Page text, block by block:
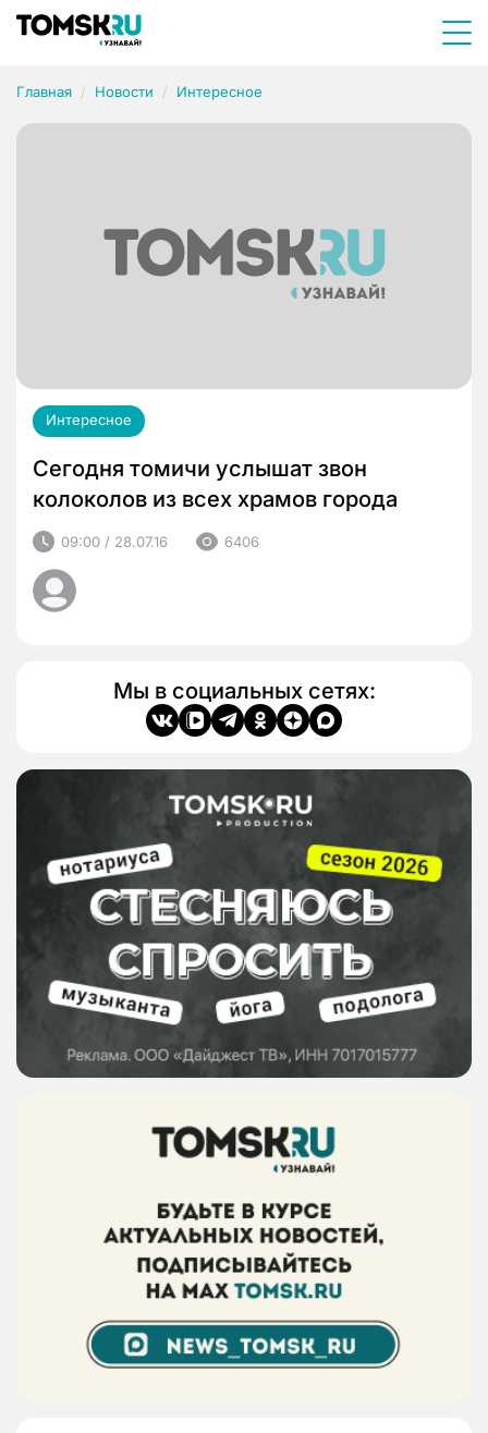
Главная Новости Интересное
Интересное
Сегодня томичи услышат звон
колоколов из всех храмов города
09:00 / 28.07.16 6406
Мы в социальных сетях: